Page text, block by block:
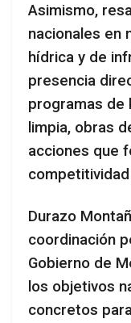
Asimismo,
nacionales en
hídrica y de
presencia
programas de
limpia, obras
acciones que
Durazo
coordinación
Gobierno de
los objetivos
concretos